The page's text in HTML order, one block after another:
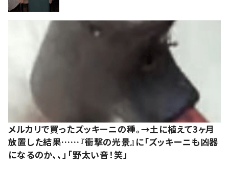
メルカリで買ったズッキーニの種。→土に植えて3ヶ月
放置した結果……『衝撃の光景』に「ズッキーニも凶器
になるのか、、」「野太い音！笑」